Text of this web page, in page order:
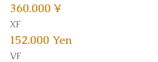
360.000 ¥
XF
152.000 Yen
VF